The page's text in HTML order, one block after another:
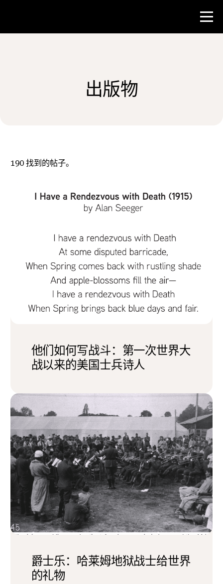
出版物
190 找到的帖子。
他们如何写战斗：第一次世界大
战以来的美国士兵诗人
爵士乐：哈莱姆地狱战士给世界
的礼物